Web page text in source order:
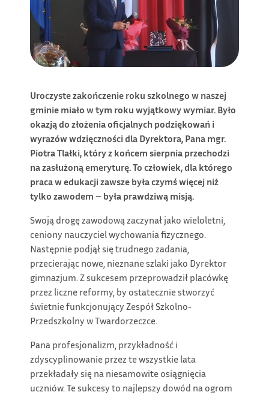
Uroczyste zakończenie roku szkolnego w naszej
gminie miało w tym roku wyjątkowy wymiar. Było
okazją do złożenia oficjalnych podziękowań i
wyrazów wdzięczności dla Dyrektora, Pana mgr.
Piotra Tlałki, który z końcem sierpnia przechodzi
na zasłużonąemeryturę. To człowiek, dla którego
praca w edukacji zawsze była czymświęcej niż
tylko zawodem – była prawdziwą misją.
Swoją drogę zawodową zaczynał jako wieloletni,
ceniony nauczyciel wychowania fizycznego.
Następnie podjął się trudnego zadania,
przecierając nowe, nieznane szlaki jako Dyrektor
gimnazjum. Z sukcesem przeprowadził placówkę
przez liczne reformy, by ostatecznie stworzyć
świetnie funkcjonujący Zespół Szkolno-
Przedszkolny w Twardorzeczce.
Pana profesjonalizm, przykładność i
zdyscyplinowanie przez te wszystkie lata
przekładały się na niesamowite osiągnięcia
uczniów. Te sukcesy to najlepszy dowód na ogrom